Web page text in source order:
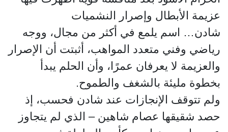
عزيمة الأبطال وإصرار النشميات
شادن… اسم يلمع في أكثر من مجال، ووجه
رياضي وفني متعدد المواهب، أثبتت أن الإصرار
والعزيمة لا يعرفان عمرًا، وأن الحلم يبدأ
بخطوة مليئة بالشغف والطموح.
ولم تتوقف الإنجازات عند شادن فحسب، إذ
حصد شقيقها عصام شاهين – الذي لم يتجاوز